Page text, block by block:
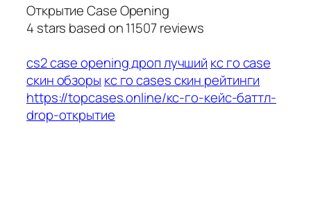
Открытие Case Opening
4 stars based on11507reviews
cs2 case opening дроп лучший кс го case
скин обзоры кс го cases скин рейтинги
https://topcases.online/кс-го-кейс-баттл-
drop-открытие